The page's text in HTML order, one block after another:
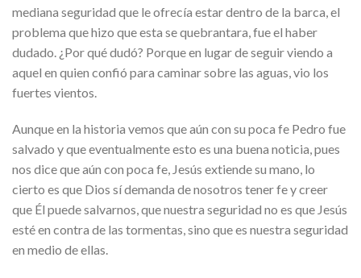
mediana seguridad que le ofrecía estar dentro de la barca, el
problema que hizo que esta se quebrantara, fue el haber
dudado. ¿Por qué dudó? Porque en lugar de seguir viendo a
aquel en quien confió para caminar sobre las aguas, vio los
fuertes vientos.
Aunque en la historia vemos que aún con su poca fe Pedro fue
salvado y que eventualmente esto es una buena noticia, pues
nos dice que aún con poca fe, Jesús extiende su mano, lo
cierto es que Dios sí demanda de nosotros tener fe y creer
que Él puede salvarnos, que nuestra seguridad no es que Jesús
esté en contra de las tormentas, sino que es nuestra seguridad
en medio de ellas.